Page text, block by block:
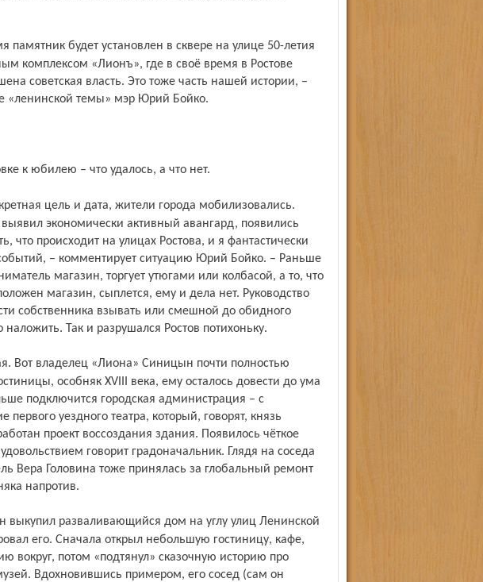
комплексом «Лионъ», где в своё время в Ростове
советская власть. Это тоже часть нашей истории, –
«ленин­ской темы» мэр Юрий Бойко.
к юбилею – что удалось, а что нет.
экономически активный авангард, появились
что происходит на улицах Ростова, и я фантастически
– комментирует ситуацию Юрий Бойко. – Раньше
магазин, торгует утюгами или колбасой, а то, что
магазин, сыплется, ему и дела нет. Руководство
собственника взывать или смешной до обидного
Так и разрушался Ростов потихоньку.
особняк XVIII века, ему осталось довести до ума
подключится городская администрация – с
первого уездного театра, который, говорят, князь
проект воссоздания здания. Появилось чёткое
говорит градоначальник. Глядя на соседа
Вера Головина тоже принялась за глобальный ремонт
напротив.
его. Сначала открыл небольшую гостиницу, кафе,
вокруг, потом «подтянул» сказочную историю про
Вдохновившись примером, его сосед (сам он